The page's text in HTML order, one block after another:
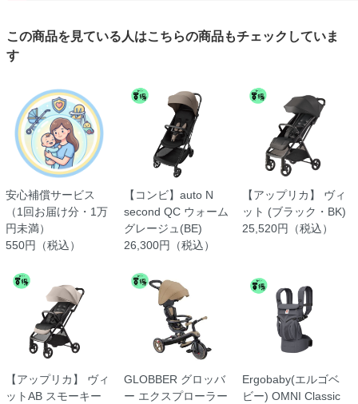
この商品を見ている人はこちらの商品もチェックしていま
す
安心補償サービス
（1回お届け分・1万
円未満）
550円（税込）
【コンビ】auto N
second QC ウォーム
グレージュ(BE)
26,300円（税込）
【アップリカ】 ヴィ
ット (ブラック・BK)
25,520円（税込）
【アップリカ】 ヴィ
ットAB スモーキー
GLOBBER グロッバ
ー エクスプローラー
Ergobaby(エルゴベ
ビー) OMNI Classic